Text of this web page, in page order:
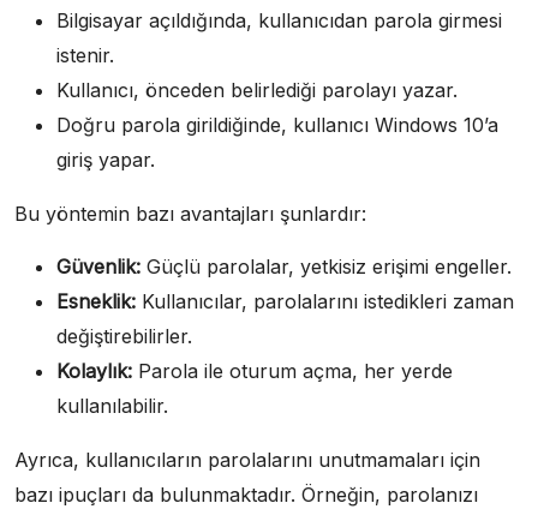
Bilgisayar açıldığında, kullanıcıdan parola girmesi
istenir.
Kullanıcı, önceden belirlediği parolayı yazar.
Doğru parola girildiğinde, kullanıcı Windows 10’a
giriş yapar.
Bu yöntemin bazı avantajları şunlardır:
Güvenlik: Güçlü parolalar, yetkisiz erişimi engeller.
Esneklik: Kullanıcılar, parolalarını istedikleri zaman
değiştirebilirler.
Kolaylık: Parola ile oturum açma, her yerde
kullanılabilir.
Ayrıca, kullanıcıların parolalarını unutmamaları için
bazı ipuçları da bulunmaktadır. Örneğin, parolanızı